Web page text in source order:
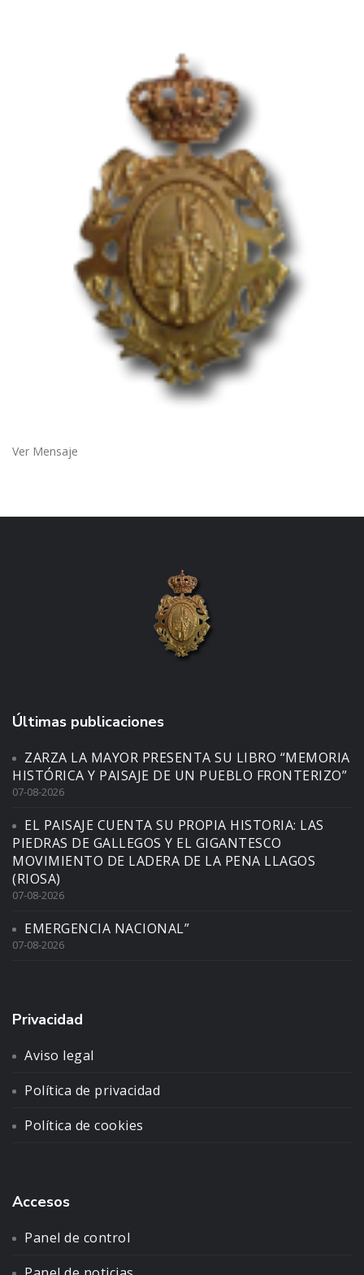
Ver Mensaje
Últimas publicaciones
ZARZA LA MAYOR PRESENTA SU LIBRO “MEMORIA
HISTÓRICA Y PAISAJE DE UN PUEBLO FRONTERIZO”
07-08-2026
EL PAISAJE CUENTA SU PROPIA HISTORIA: LAS
PIEDRAS DE GALLEGOS Y EL GIGANTESCO
MOVIMIENTO DE LADERA DE LA PENA LLAGOS
(RIOSA)
07-08-2026
EMERGENCIA NACIONAL”
07-08-2026
Privacidad
Aviso legal
Política de privacidad
Política de cookies
Accesos
Panel de control